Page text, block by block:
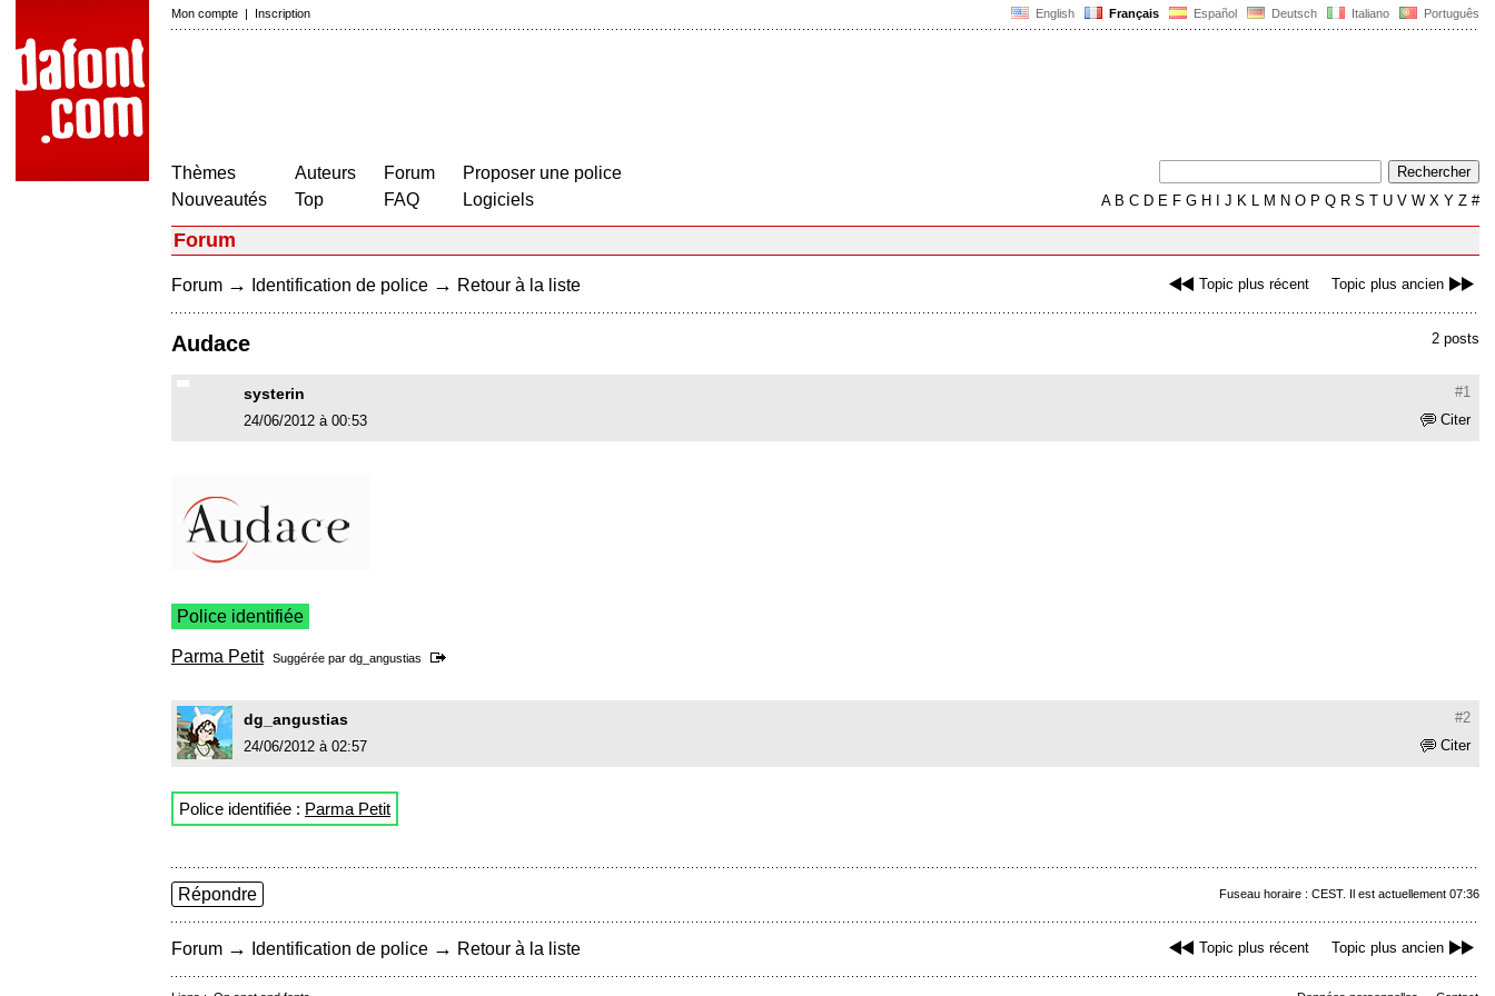
English Français Español Deutsch Italiano Português
Mon compte | Inscription
Thèmes
Nouveautés
Auteurs
Top
Forum
FAQ
Proposer une police
Logiciels
AB C D E F G H J K L M N O P Q R S T U V W X Y Z #
Forum
Topic plus récent Topic plus ancien
Forum → Identification de police → Retour à la liste
2 posts
Audace
#1
systerin
Citer
24/06/2012 à 00:53
Police identifiée
Parma Petit Suggérée par dg_angustias
#2
dg_angustias
Citer
24/06/2012 à 02:57
Police identifiée : Parma Petit
Fuseau horaire : CEST. Il est actuellement 07:36
Répondre
Topic plus récent Topic plus ancien
Forum → Identification de police → Retour à la liste